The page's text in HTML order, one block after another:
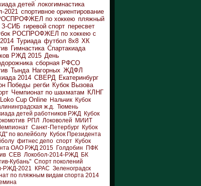
детей локогимнастика
2021 спортивное ориентирование
по хоккею пляжный
З-СИБ гиревой спорт пересвет
РОСПРОФЖЕЛ по хоккею с
Туриада футбол 8х8 ХК
Гимнастика Спартакиада
РЖД 2015 День
сборная РФСО
Тында Нагорных ЖДФЛ
2014 СВЕРД Екатеринбург
Победы регби Кубок Вызова
Чемпионат по шахматам КЛНГ
Loko Cup Online Нальчик Кубок
ж.д. Тюмень
детей работников РЖД Кубок
РПЛ Локоволей
МИИТ
Санкт-Петербург Кубок
по волейболу Кубок Президента
фитнес депо спорт Кубок
ОАО РЖД 2015 Голдобин
ПФК
СЕВ Локобол-2014-РЖД БК
Кубань" Спорт поколений
РЖД-2021
КРАС Зеленоградск
по пляжным видам спорта 2014